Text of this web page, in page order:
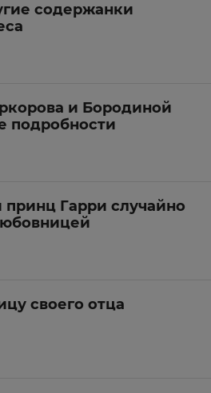
содержанки
и Бородиной
подробности
Гарри случайно
своего отца